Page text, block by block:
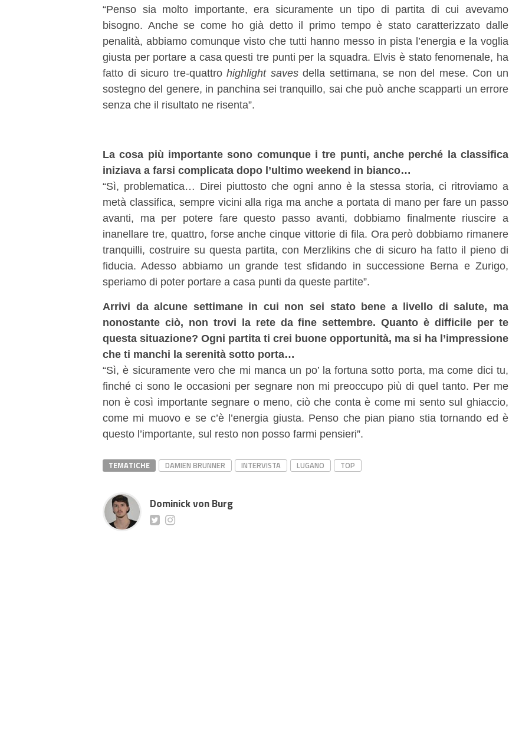
“Penso sia molto importante, era sicuramente un tipo di partita di cui avevamo
bisogno. Anche se come ho già detto il primo tempo è stato caratterizzato dalle
penalità, abbiamo comunque visto che tutti hanno messo in pista l’energia e la voglia
giusta per portare a casa questi tre punti per la squadra. Elvis è stato fenomenale, ha
fatto di sicuro tre-quattrohighlight savesdella settimana, se non del mese. Con un
sostegno del genere, in panchina sei tranquillo, sai che può anche scapparti un errore
senza che il risultato ne risenta”.
La cosa più importante sono comunque i tre punti, anche perché la classifica
iniziava a farsi complicata dopo l’ultimo weekend in bianco…
“Sì, problematica… Direi piuttosto che ogni anno è la stessa storia, ci ritroviamo a
metà classifica, sempre vicini alla riga ma anche a portata di mano per fare un passo
avanti, ma per potere fare questo passo avanti, dobbiamo finalmente riuscire a
inanellare tre, quattro, forse anche cinque vittorie di fila. Ora però dobbiamo rimanere
tranquilli, costruire su questa partita, con Merzlikins che di sicuro ha fatto il pieno di
fiducia. Adesso abbiamo un grande test sfidando in successione Berna e Zurigo,
speriamo di poter portare a casa punti da queste partite”.
Arrivi da alcune settimane in cui non sei stato bene a livello di salute, ma
nonostante ciò, non trovi la rete da fine settembre. Quanto è difficile per te
questa situazione? Ogni partita ti crei buone opportunità, ma si ha l’impressione
che ti manchi la serenità sotto porta…
“Sì, è sicuramente vero che mi manca un po’ la fortuna sotto porta, ma come dici tu,
finché ci sono le occasioni per segnare non mi preoccupo più di quel tanto. Per me
non è così importante segnare o meno, ciò che conta è come mi sento sul ghiaccio,
come mi muovo e se c’è l’energia giusta. Penso che pian piano stia tornando ed è
questo l’importante, sul resto non posso farmi pensieri”.
TEMATICHE DAMIEN BRUNNER INTERVISTA LUGANO TOP
Dominick von Burg